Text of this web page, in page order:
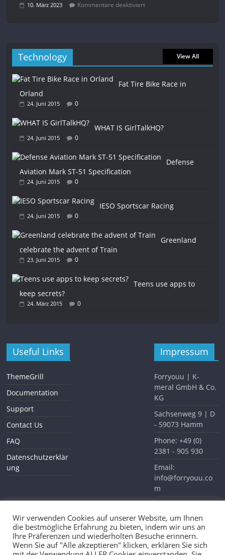
10. März 2023 Kommentare deaktiviert
Technology View All
Fat Tire Bike Race in
Orland
24. Juni 2015 0
WHAT IS GirlTalkHQ?
24. Juni 2015 0
Defense
Aviation Mark ST-51 Specification
24. Juni 2015 0
IESO Sportscar Racing
24. Juni 2015 0
Greenland
celebrate the advent of Train
23. Juni 2015 0
Teens use apps to
keep secrets?
24. März 2015 0
Useful Links
ThemeGrill
Documentation
Support
Contact Us
FAQ
Datenschutzerklär
ung
Impressum
Forryouu | K-
meral GmbH & Co.
KG
Sachsenweg 9 | D
- 59073 Hamm
Phone: +49 (0)
2381 - 905 930
Email:
info@forryouu.co
m
www.forryouu.com
Wir verwenden Cookies auf unserer Website, um Ihnen
die bestmögliche Erfahrung zu bieten, indem wir uns an
Ihre Präferenzen und wiederholten Besuche erinnern.
Wenn Sie auf "Alle akzeptieren" klicken, erklären Sie sich